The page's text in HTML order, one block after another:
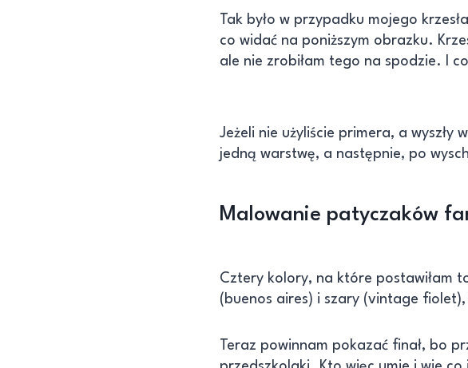
Tak było w przypadku mojego
co widać na poniższym obrazku.
ale nie zrobiłam tego na spodzie. I
Jeżeli nie użyliście primera, a wyszły
jedną warstwę, a następnie, po
Malowanie patyczaków
Cztery kolory, na które postawiłam
(buenos aires) i szary (vintage
Teraz powinnam pokazać finał, bo